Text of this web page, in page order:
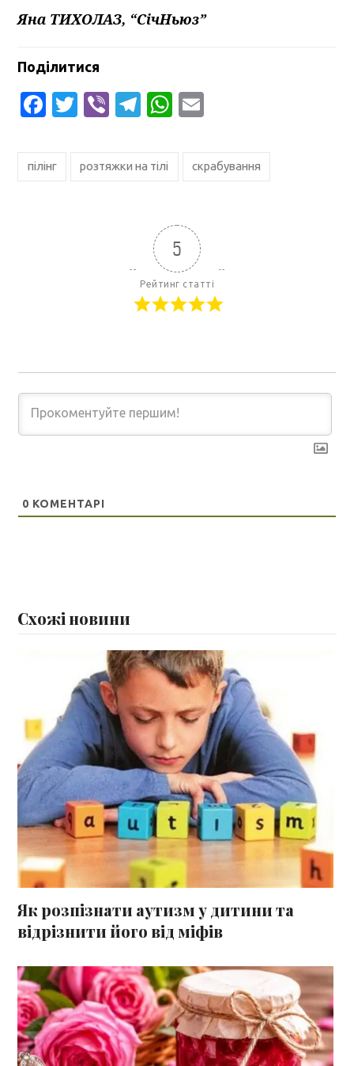
Яна ТИХОЛАЗ, “СічНьюз”
Поділитися
Facebook
Twitter
ViberTelegram
WhatsApp
пілінг розтяжки на тілі скрабування
5
Рейтинг статті
0 КОМЕНТАРІ
Схожі новини
Як розпізнати аутизм у дитини та
відрізнити його від міфів